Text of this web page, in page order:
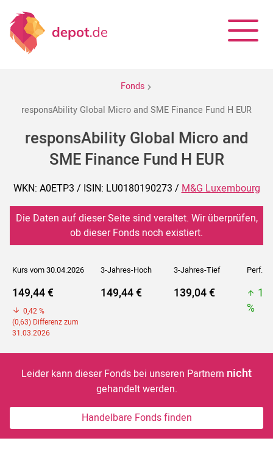
Fonds
responsAbility Global Micro and SME Finance Fund H EUR
responsAbility Global Micro and
SME Finance Fund H EUR
WKN: A0ETP3 / ISIN: LU0180190273 /M&G Luxembourg
Die Daten auf dieser Seite sind veraltet. Wir überprüfen,
ob dieser Fonds noch existiert.
Kurs vom 30.04.2026 3-Jahres-Hoch 3-Jahres-Tief Perf. 5J
149,44 €
0,42 %
(0,63) Differenz zum
31.03.2026
149,44 € 139,04 €
%
Leider kann dieser Fonds bei unseren Partnern nicht
gehandelt werden.
Handelbare Fonds finden